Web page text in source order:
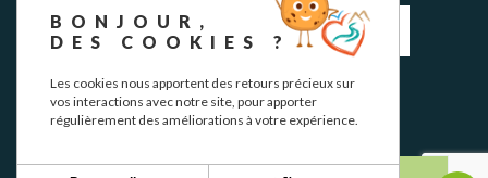
S'INSCRIRE
BONJOUR,
DES COOKIES ?
Les cookies nous apportent des retours précieux sur
vos interactions avec notre site, pour apporter
régulièrement des améliorations à votre expérience.